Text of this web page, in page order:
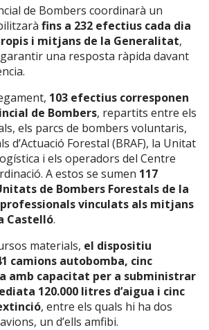
de Bombers coordinarà un
fins a 232 efectius cada dia
i mitjans de la Generalitat,
garantir una resposta ràpida davant
103 efectius corresponen
de Bombers, repartits entre els
els parcs de bombers voluntaris,
d’Actuació Forestal (BRAF), la Unitat
i els operadors del Centre
A estos se sumen 117
de Bombers Forestals de la
vinculats als mitjans
Castelló.
materials, el dispositiu
camions autobomba, cinc
amb capacitat per a subministrar
120.000 litres d’aigua i cinc
, entre els quals hi ha dos
un d’ells amfibi.